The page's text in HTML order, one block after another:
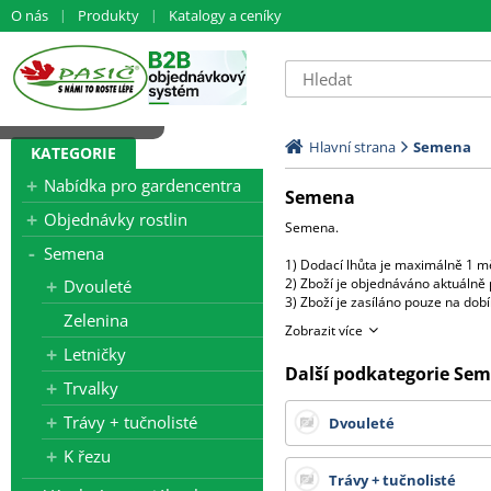
O nás Produkty Katalogy a ceníky
KATEGORIE
Nabídka pro gardencentra
Objednávky rostlin
Semena
Dvouleté
Zelenina
Letničky
Trvalky
Trávy + tučnolisté
K řezu
Hlavní strana Semena
Semena
Semena.
1) Dodací lhůta je maximálně 1
2) Zboží je objednáváno
3) Zboží je zasíláno pouze na
5) Při objednání více balení od
V případě, že požadujete více
Všechny ceny zde uvedené jsou
Zobrazit více
Další podkategorie
Dvouleté
Trávy + tučnolisté
Načítám data...